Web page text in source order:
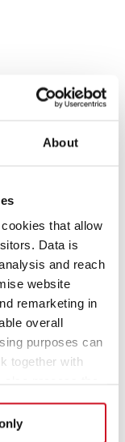
About
that allow
Data is
and reach
website
remarketing in
overall
purposes can
together with
with other data if
button or
view, you provide